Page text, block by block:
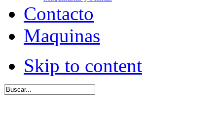
Contacto
Maquinas
Skip to content